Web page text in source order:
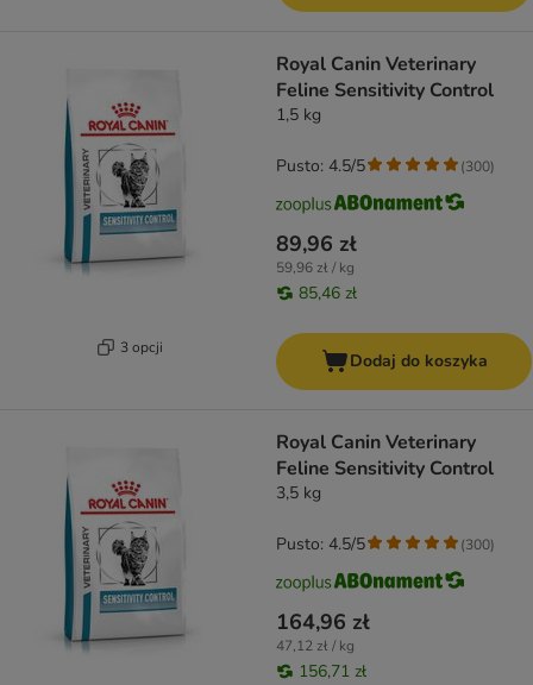
3 opcji
Royal Canin Veterinary
Feline Sensitivity Control
1,5 kg
89,96 zł
59,96 zł / kg
85,46 zł
Pusto: 4.5/5 (300)
Dodaj do koszyka
Royal Canin Veterinary
Feline Sensitivity Control
3,5 kg
164,96 zł
47,12 zł / kg
156,71 zł
Pusto: 4.5/5 (300)